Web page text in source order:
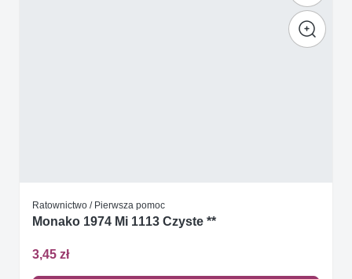
Ratownictwo / Pierwsza pomoc
Monako 1974 Mi 1113 Czyste **
3,45 zł